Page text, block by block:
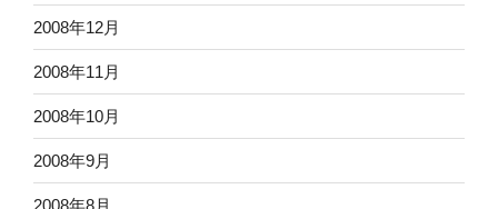
2008年12月
2008年11月
2008年10月
2008年9月
2008年8月